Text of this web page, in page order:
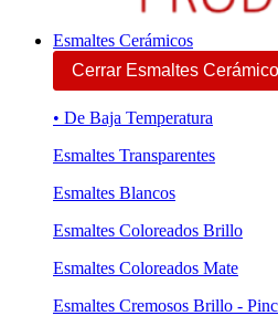
Esmaltes Cerámicos
Cerrar Esmaltes
• De Baja Temperatura
Esmaltes Transparentes
Esmaltes Blancos
Esmaltes Coloreados Brillo
Esmaltes Coloreados Mate
Esmaltes Cremosos Brillo -